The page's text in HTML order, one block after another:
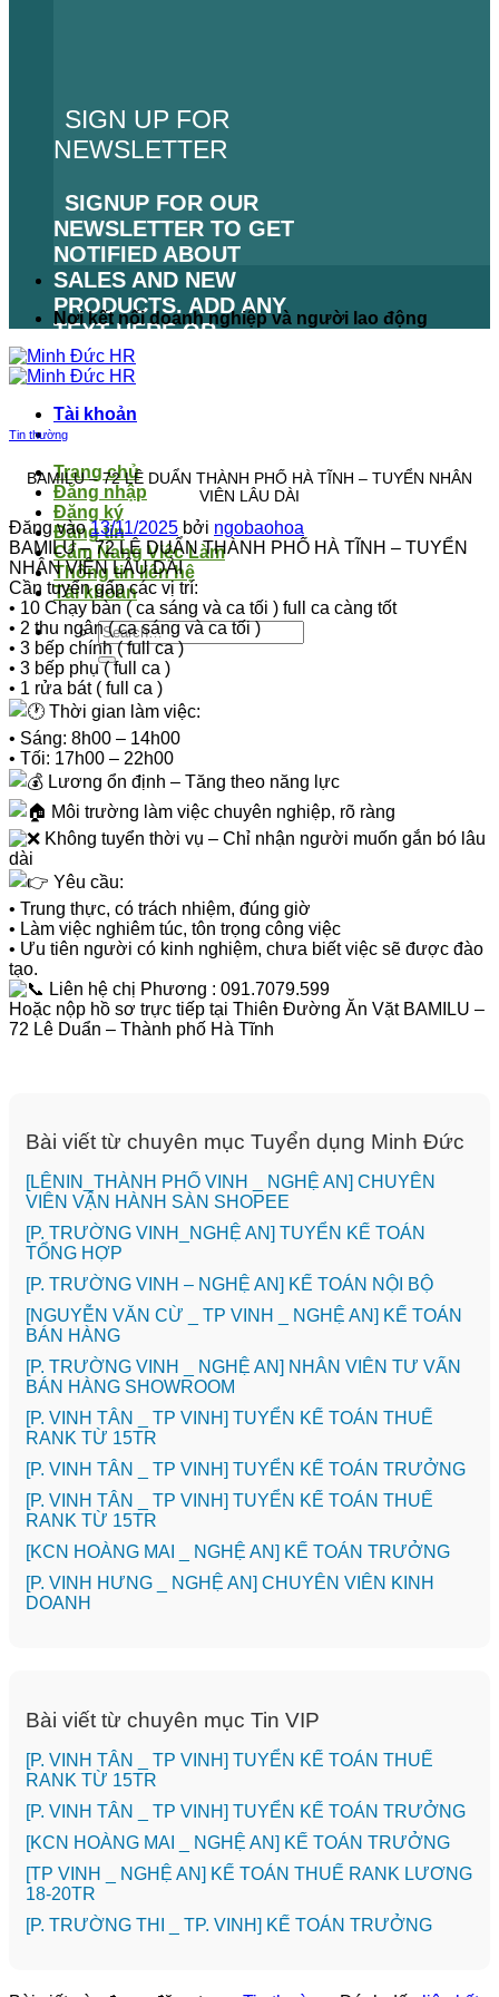
SIGN UP FOR
NEWSLETTER
SIGNUP FOR OUR
NEWSLETTER TO GET
NOTIFIED ABOUT
SALES AND NEW
PRODUCTS. ADD ANY
TEXT HERE OR
REMOVE IT.
LỖI:KHÔNG TÌM THẤY
BIỂU MẪU LIÊN HỆ.
Nơi kết nối doanh nghiệp và người lao động
Tài khoản
Trang chủ
Đăng nhập
Đăng ký
Đăng tin
Cẩm Nang Việc Làm
Thông tin liên hệ
Tài khoản
Tin thường
BAMILU – 72 LÊ DUẨN THÀNH PHỐ HÀ TĨNH – TUYỂN NHÂN
VIÊN LÂU DÀI
Đăng vào13/11/2025 bởi ngobaohoa
BAMILU – 72 LÊ DUẨN THÀNH PHỐ HÀ TĨNH – TUYỂN
NHÂN VIÊN LÂU DÀI
Cần tuyển gấp các vị trí:
• 10 Chạy bàn ( ca sáng và ca tối ) full ca càng tốt
• 2 thu ngân ( ca sáng và ca tối )
• 3 bếp chính ( full ca )
• 3 bếp phụ ( full ca )
• 1 rửa bát ( full ca )
Thời gian làm việc:
• Sáng: 8h00 – 14h00
• Tối: 17h00 – 22h00
Lương ổn định – Tăng theo năng lực
Môi trường làm việc chuyên nghiệp, rõ ràng
Không tuyển thời vụ – Chỉ nhận người muốn gắn bó lâu
dài
Yêu cầu:
• Trung thực, có trách nhiệm, đúng giờ
• Làm việc nghiêm túc, tôn trọng công việc
• Ưu tiên người có kinh nghiệm, chưa biết việc sẽ được đào
tạo.
Liên hệ chị Phương : 091.7079.599
Hoặc nộp hồ sơ trực tiếp tại Thiên Đường Ăn Vặt BAMILU –
72 Lê Duẩn – Thành phố Hà Tĩnh
Bài viết từ chuyên mục Tuyển dụng Minh Đức
️[LÊNIN_THÀNH PHỐ VINH _ NGHỆ AN] CHUYÊN
VIÊN VẬN HÀNH SÀN SHOPEE
[P. TRƯỜNG VINH_NGHỆ AN] TUYỂN KẾ TOÁN
TỔNG HỢP
[P. TRƯỜNG VINH – NGHỆ AN] KẾ TOÁN NỘI BỘ
[NGUYỄN VĂN CỪ _ TP VINH _ NGHỆ AN] KẾ TOÁN
BÁN HÀNG
[P. TRƯỜNG VINH _ NGHỆ AN] NHÂN VIÊN TƯ VẤN
BÁN HÀNG SHOWROOM
[P. VINH TÂN _ TP VINH] TUYỂN KẾ TOÁN THUẾ
RANK TỪ 15TR
[P. VINH TÂN _ TP VINH] TUYỂN KẾ TOÁN TRƯỞNG
[P. VINH TÂN _ TP VINH] TUYỂN KẾ TOÁN THUẾ
RANK TỪ 15TR
️[KCN HOÀNG MAI _ NGHỆ AN] KẾ TOÁN TRƯỞNG
️[P. VINH HƯNG _ NGHỆ AN] CHUYÊN VIÊN KINH
DOANH
Bài viết từ chuyên mục Tin VIP
[P. VINH TÂN _ TP VINH] TUYỂN KẾ TOÁN THUẾ
RANK TỪ 15TR
[P. VINH TÂN _ TP VINH] TUYỂN KẾ TOÁN TRƯỞNG
️[KCN HOÀNG MAI _ NGHỆ AN] KẾ TOÁN TRƯỞNG
[TP VINH _ NGHỆ AN] KẾ TOÁN THUẾ RANK LƯƠNG
18-20TR
️[P. TRƯỜNG THI _ TP. VINH] KẾ TOÁN TRƯỞNG